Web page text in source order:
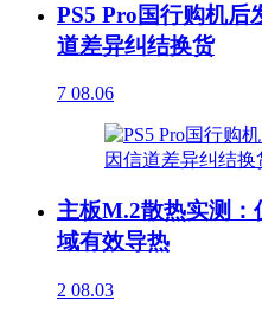
PS5 Pro国行购机后
道差异纠结换货
7 08.06
主板M.2散热实测：
域有效导热
2 08.03